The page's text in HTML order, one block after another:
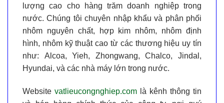
lượng cao cho hàng trăm doanh nghiệp trong
nước. Chúng tôi chuyên nhập khẩu và phân phối
nhôm nguyên chất, hợp kim nhôm, nhôm định
hình, nhôm kỹ thuật cao từ các thương hiệu uy tín
như: Alcoa, Yieh, Zhongwang, Chalco, Jindal,
Hyundai, và các nhà máy lớn trong nước.
Website vatlieucongnghiep.com là kênh thông tin